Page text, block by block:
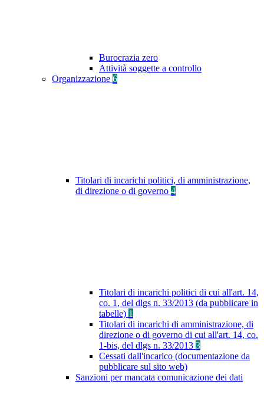
Burocrazia zero
Attività soggette a controllo
Organizzazione 6
Titolari di incarichi politici, di amministrazione,
di direzione o di governo 4
Titolari di incarichi politici di cui all'art. 14,
co. 1, del dlgs n. 33/2013 (da pubblicare in
tabelle) 1
Titolari di incarichi di amministrazione, di
direzione o di governo di cui all'art. 14, co.
1-bis, del dlgs n. 33/2013 3
Cessati dall'incarico (documentazione da
pubblicare sul sito web)
Sanzioni per mancata comunicazione dei dati